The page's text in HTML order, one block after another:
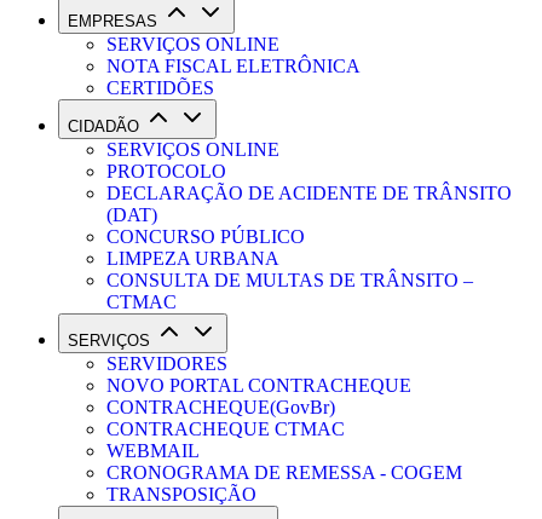
EMPRESAS
SERVIÇOS ONLINE
NOTA FISCAL ELETRÔNICA
CERTIDÕES
CIDADÃO
SERVIÇOS ONLINE
PROTOCOLO
DECLARAÇÃO DE ACIDENTE DE TRÂNSITO
(DAT)
CONCURSO PÚBLICO
LIMPEZA URBANA
CONSULTA DE MULTAS DE TRÂNSITO –
CTMAC
SERVIÇOS
SERVIDORES
NOVO PORTAL CONTRACHEQUE
CONTRACHEQUE(GovBr)
CONTRACHEQUE CTMAC
WEBMAIL
CRONOGRAMA DE REMESSA - COGEM
TRANSPOSIÇÃO